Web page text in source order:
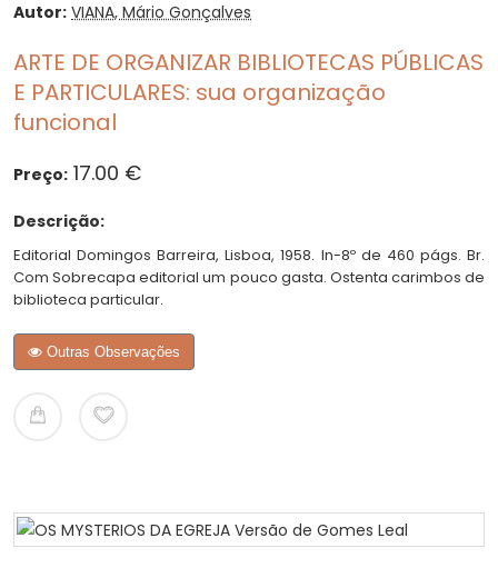
Autor: VIANA, Mário Gonçalves
ARTE DE ORGANIZAR BIBLIOTECAS PÚBLICAS
E PARTICULARES: sua organização
funcional
Preço: 17.00 €
Descrição:
Editorial Domingos Barreira, Lisboa, 1958. In-8º de 460 págs. Br.
Com Sobrecapa editorial um pouco gasta. Ostenta carimbos de
biblioteca particular.
Outras Observações